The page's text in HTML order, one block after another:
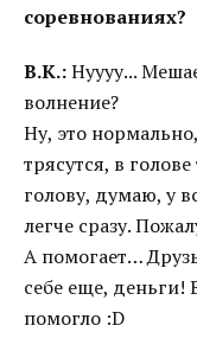
соревнованиях?
В.К.:Нуууу...
волнение?
Ну, это
трясутся, в
голову, думаю, у
легче сразу.
А помогает…
себе еще, деньги!
помогло :D